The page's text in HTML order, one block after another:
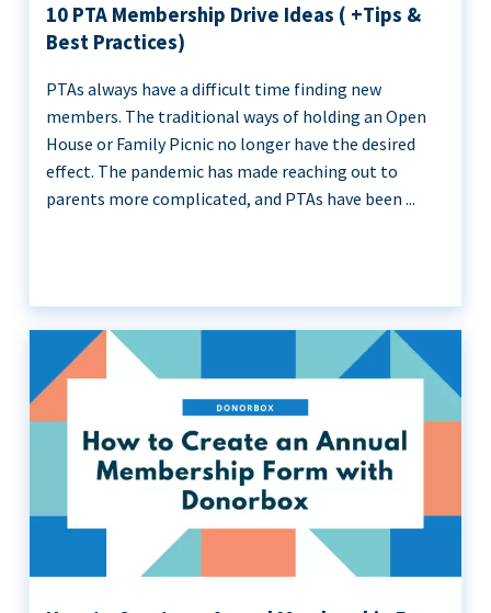
10 PTA Membership Drive Ideas ( +Tips &
Best Practices)
PTAs always have a difficult time finding new
members. The traditional ways of holding an Open
House or Family Picnic no longer have the desired
effect. The pandemic has made reaching out to
parents more complicated, and PTAs have been ...